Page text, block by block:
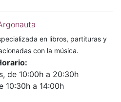
en libros, partituras y
con la música.
de 10:00h a 20:30h
10:30h a 14:00h